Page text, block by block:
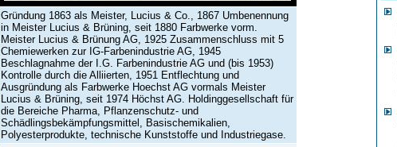
Gründung 1863 als Meister, Lucius & Co., 1867 Umbenennung
in Meister Lucius & Brüning, seit 1880 Farbwerke vorm.
Meister Lucius & Brünung AG, 1925 Zusammenschluss mit 5
Chemiewerken zur IG-Farbenindustrie AG, 1945
Beschlagnahme der I.G. Farbenindustrie AG und (bis 1953)
Kontrolle durch die Alliierten, 1951 Entflechtung und
Ausgründung als Farbwerke Hoechst AG vormals Meister
Lucius & Brüning, seit 1974 Höchst AG. Holdinggesellschaft für
die Bereiche Pharma, Pflanzenschutz- und
Schädlingsbekämpfungsmittel, Basischemikalien,
Polyesterprodukte, technische Kunststoffe und Industriegase.